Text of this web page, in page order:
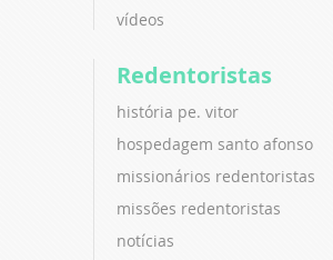
vídeos
Redentoristas
história pe. vitor
hospedagem santo afonso
missionários redentoristas
missões redentoristas
notícias